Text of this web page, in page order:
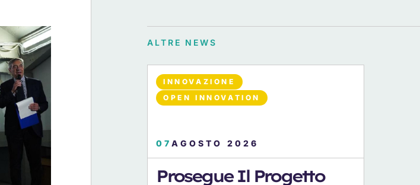
ALTRE NEWS
INNOVAZIONE
OPEN INNOVATION
07AGOSTO 2026
Prosegue Il Progetto